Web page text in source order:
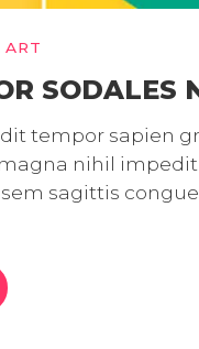
SODALES
tempor sapien
nihil
sagittis